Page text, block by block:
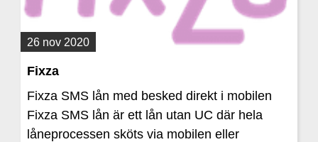
26 nov 2020
Fixza
Fixza SMS lån med besked direkt i mobilen
Fixza SMS lån är ett lån utan UC där hela
låneprocessen sköts via mobilen eller